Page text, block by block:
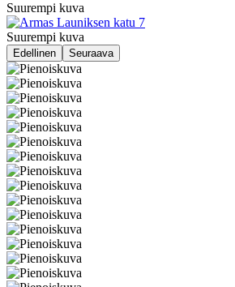
Suurempi kuva
Suurempi kuva
Edellinen Seuraava